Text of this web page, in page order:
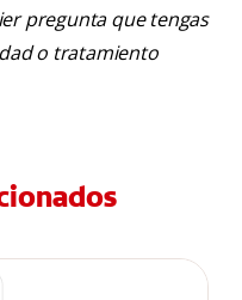
pregunta que tengas
o tratamiento